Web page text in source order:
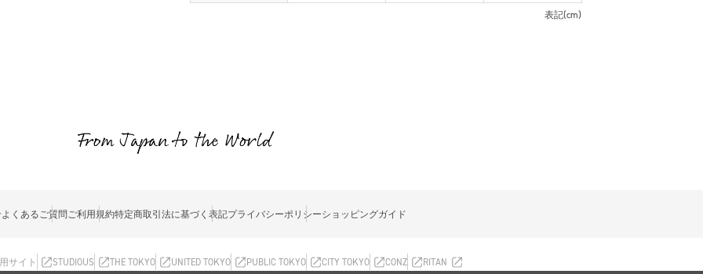
表記(cm)
よくあるご質問ご利用規約特定商取引法に基づく表記プライバシーポリシーショッピングガイド
サイト STUDIOUS THE TOKYO UNITED TOKYO PUBLIC TOKYO CITY TOKYO CONZ RITAN